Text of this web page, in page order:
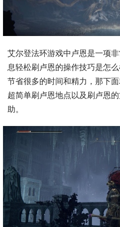
艾尔登法环游戏中卢恩是一项
息轻松刷卢恩的操作技巧是怎
节省很多的时间和精力，那下
超简单刷卢恩地点以及刷卢恩
助。